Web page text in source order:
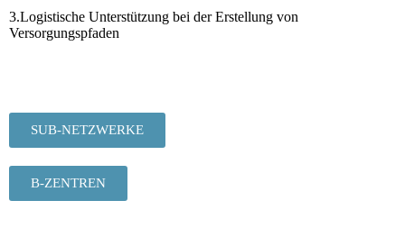
3.Logistische Unterstützung bei der Erstellung von
Versorgungspfaden
SUB-NETZWERKE
B-ZENTREN